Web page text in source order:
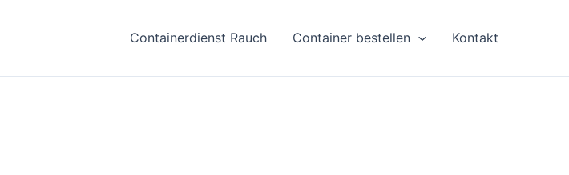
Containerdienst Rauch Container bestellen Kontakt